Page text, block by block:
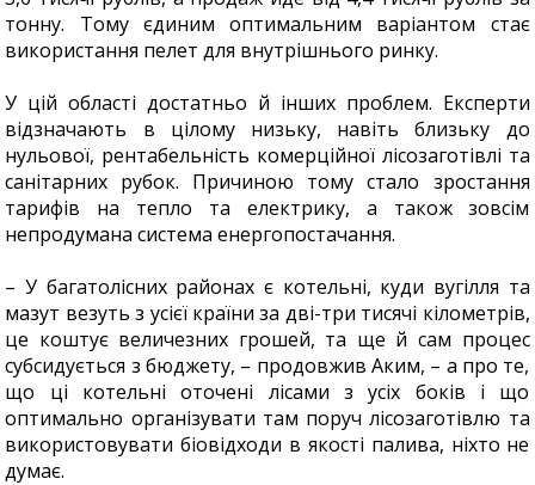
тонну. Тому єдиним оптимальним варіантом стає
використання пелет для внутрішнього ринку.
У цій області достатньо й інших проблем. Експерти
відзначають в цілому низьку, навіть близьку до
нульової, рентабельність комерційної лісозаготівлі та
санітарних рубок. Причиною тому стало зростання
тарифів на тепло та електрику, а також зовсім
непродумана система енергопостачання.
– У багатолісних районах є котельні, куди вугілля та
мазут везуть з усієї країни за дві-три тисячі кілометрів,
це коштує величезних грошей, та ще й сам процес
субсидується з бюджету, – продовжив Аким, – а про те,
що ці котельні оточені лісами з усіх боків і що
оптимально організувати там поруч лісозаготівлю та
використовувати біовідходи в якості палива, ніхто не
думає.